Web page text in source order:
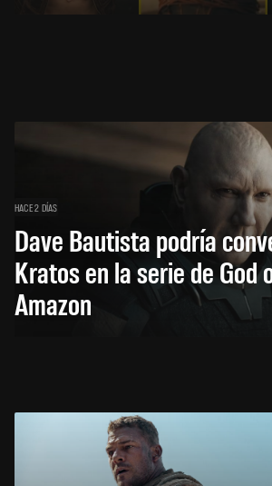
HACE 2 DÍAS
Dave Bautista podría
Kratos en la serie de God
Amazon